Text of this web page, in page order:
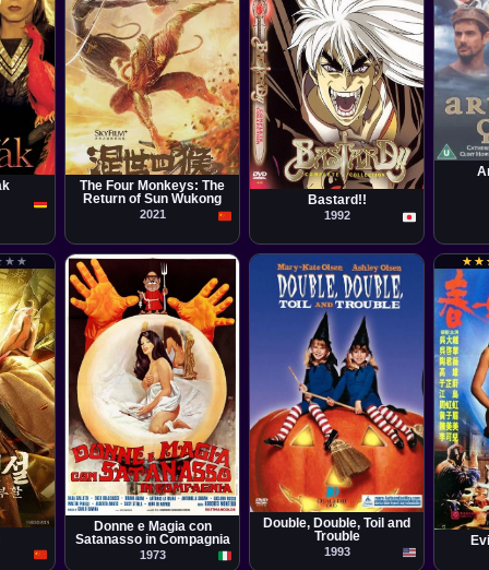
Película
Li Wei Ji
The Four Monkeys: The
Return of Sun Wukong
2021
Serie
Katsuhito Akiyama
Bastard!!
1992
Neil
★
★ ★
★
Película
Roberto Bianchi Montero
Donne e Magia con
Satanasso in Compagnia
1973
Película
Stuart Margolin
Double, Double, Toil and
Trouble
1993
★
★ ★
★
Ho